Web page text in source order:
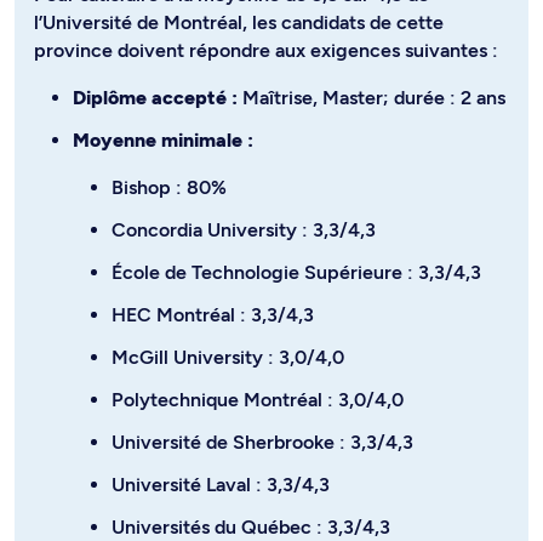
l’Université de Montréal, les candidats de cette
province doivent répondre aux exigences suivantes :
Diplôme accepté : Maîtrise, Master; durée : 2 ans
Moyenne minimale :
Bishop : 80%
Concordia University : 3,3/4,3
École de Technologie Supérieure : 3,3/4,3
HEC Montréal : 3,3/4,3
McGill University : 3,0/4,0
Polytechnique Montréal : 3,0/4,0
Université de Sherbrooke : 3,3/4,3
Université Laval : 3,3/4,3
Universités du Québec : 3,3/4,3